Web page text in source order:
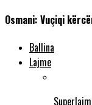
Osmani: Vuçiqi
Ballina
Lajme